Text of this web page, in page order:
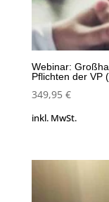
Webinar:
Pflichten der VP
349,95 €
inkl. MwSt.